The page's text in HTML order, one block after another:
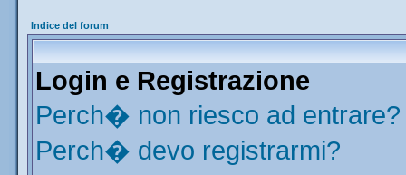
Indice del forum
Login e Registrazione
Perch� non riesco ad entrare?
Perch� devo registrarmi?